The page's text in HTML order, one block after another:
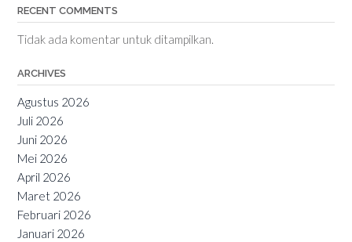
RECENT COMMENTS
Tidak ada komentar untuk ditampilkan.
ARCHIVES
Agustus 2026
Juli 2026
Juni 2026
Mei 2026
April 2026
Maret 2026
Februari 2026
Januari 2026